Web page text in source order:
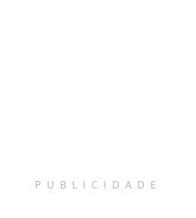
PUBLICIDADE